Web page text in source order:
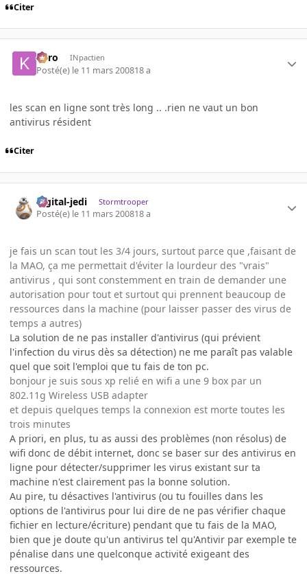
Citer
kyro INpactien
Posté(e) le 11 mars 200818 a
les scan en ligne sont très long .. .rien ne vaut un bon
antivirus résident
Citer
digital-jedi Stormtrooper
Posté(e) le 11 mars 200818 a
je fais un scan tout les 3/4 jours, surtout parce que ,faisant de
la MAO, ça me permettait d'éviter la lourdeur des "vrais"
antivirus , qui sont constemment en train de demander une
autorisation pour tout et surtout qui prennent beaucoup de
ressources dans la machine (pour laisser passer des virus de
temps a autres)
La solution de ne pas installer d'antivirus (qui prévient
l'infection du virus dès sa détection) ne me paraît pas valable
quel que soit l'emploi que tu fais de ton pc.
bonjour je suis sous xp relié en wifi a une 9 box par un
802.11g Wireless USB adapter
et depuis quelques temps la connexion est morte toutes les
trois minutes
A priori, en plus, tu as aussi des problèmes (non résolus) de
wifi donc de débit internet, donc se baser sur des antivirus en
ligne pour détecter/supprimer les virus existant sur ta
machine n'est clairement pas la bonne solution.
Au pire, tu désactives l'antivirus (ou tu fouilles dans les
options de l'antivirus pour lui dire de ne pas vérifier chaque
fichier en lecture/écriture) pendant que tu fais de la MAO,
bien que je doute qu'un antivirus tel qu'Antivir par exemple te
pénalise dans une quelconque activité exigeant des
ressources.